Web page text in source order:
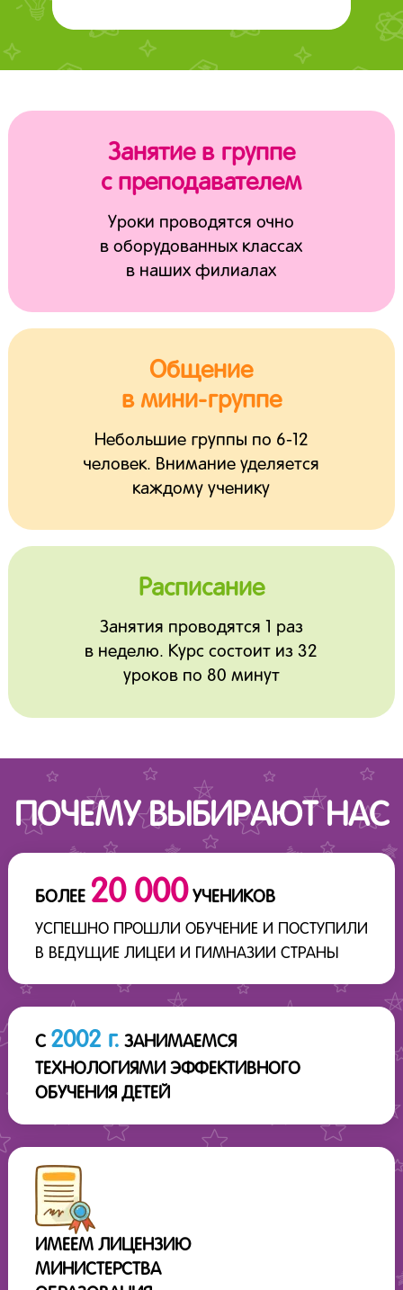
Занятие в группе
с преподавателем
Уроки проводятся очно
в оборудованных классах
в наших филиалах
Общение
в мини-группе
Небольшие группы по 6-12
человек. Внимание уделяется
каждому ученику
Расписание
Занятия проводятся 1 раз
в неделю. Курс состоит из 32
уроков по 80 минут
ПОЧЕМУ ВЫБИРАЮТ НАС
БОЛЕЕ 20 000УЧЕНИКОВ
УСПЕШНО ПРОШЛИ ОБУЧЕНИЕ И ПОСТУПИЛИ
В ВЕДУЩИЕ ЛИЦЕИ И ГИМНАЗИИ СТРАНЫ
С 2002 г. ЗАНИМАЕМСЯ
ТЕХНОЛОГИЯМИ ЭФФЕКТИВНОГО
ОБУЧЕНИЯ ДЕТЕЙ
ИМЕЕМ ЛИЦЕНЗИЮ
МИНИСТЕРСТВА